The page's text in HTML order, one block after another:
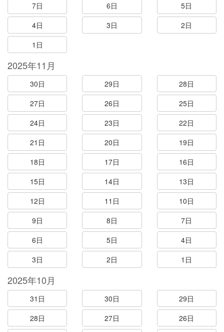
7日
6日
5日
4日
3日
2日
1日
2025年11月
30日 29日
28日
27日
26日
25日
24日
23日
22日
21日
20日
19日
18日
17日
16日
15日
14日
13日
12日
11日
10日
9日
8日
7日
6日
5日
4日
3日
2日 1日
2025年10月
31日 30日
29日
28日
27日
26日